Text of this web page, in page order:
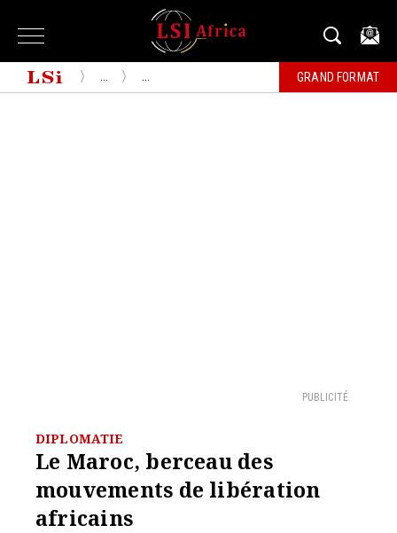
GRAND FORMAT
PUBLICITÉ
DIPLOMATIE
Le Maroc, berceau des
mouvements de libération
africains